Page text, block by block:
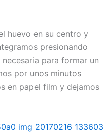
huevo en su centro y
presionando
para formar un
por unos minutos
en papel film y dejamos